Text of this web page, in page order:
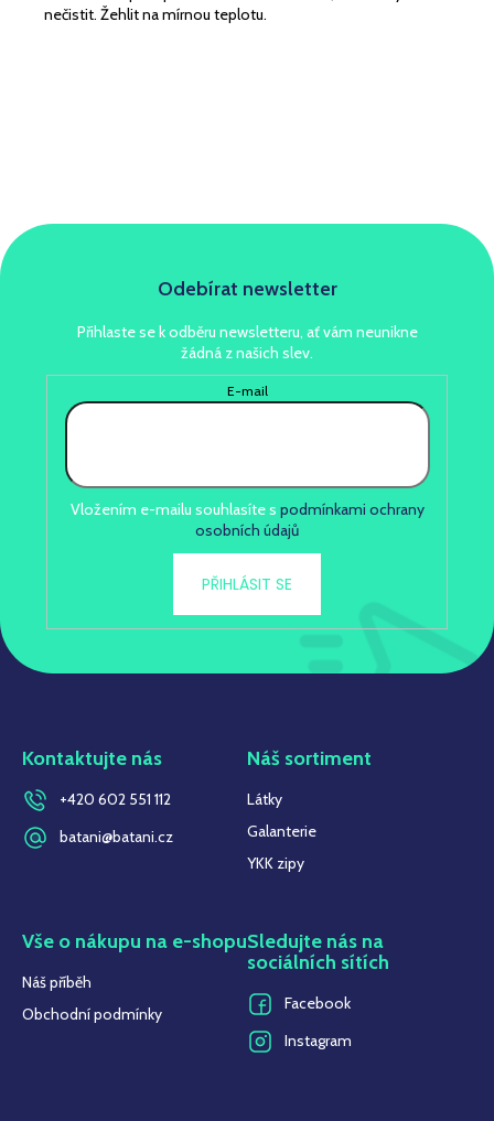
nečistit. Žehlit na mírnou teplotu.
Odebírat newsletter
Přihlaste se k odběru newsletteru, ať vám neunikne
žádná z našich slev.
E-mail
Vložením e-mailu souhlasíte s podmínkami ochrany
osobních údajů
PŘIHLÁSIT SE
Kontaktujte nás
+420 602 551 112
batani@batani.cz
Náš sortiment
Látky
Galanterie
YKK zipy
Vše o nákupu na e-shopu
Náš příběh
Obchodní podmínky
Sledujte nás na
sociálních sítích
Facebook
Instagram